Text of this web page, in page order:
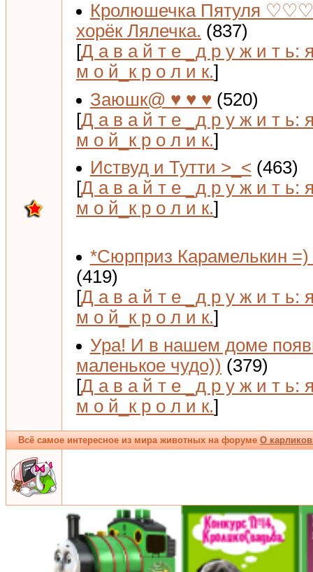
Кролюшечка Пятуля
хорёк Лялечка. (837)
[Д а в а й т е _д р у ж и т ь:
м о й_к р о л и к.]
Заюшк@ ♥ ♥ ♥ (520)
[Д а в а й т е _д р у ж и т ь:
м о й_к р о л и к.]
Иствуд и Тутти >_< (463)
[Д а в а й т е _д р у ж и т ь:
м о й_к р о л и к.]
*Сюрприз Карамелькин =)
(419)
[Д а в а й т е _д р у ж и т ь:
м о й_к р о л и к.]
Ура! И в нашем доме
маленькое чудо)) (379)
[Д а в а й т е _д р у ж и т ь:
м о й_к р о л и к.]
Всё самое интересное из мира животных на форумеО